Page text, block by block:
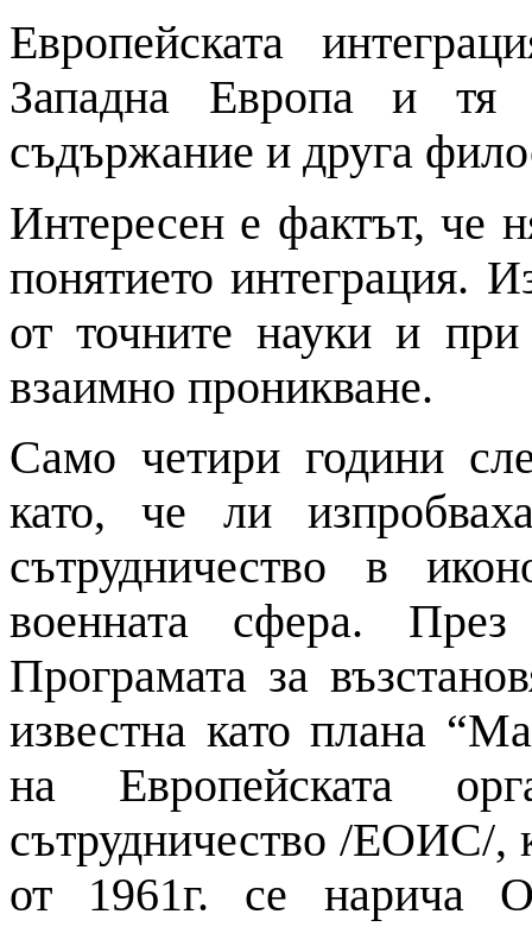
Европейската
Западна Европа и тя
съдържание и друга
Интересен е фактът, че
понятието интеграция.
от точните науки и при
взаимно проникване.
Само четири години
като, че ли
сътрудничество в
военната сфера. През
Програмата за
известна като плана
на Европейската
сътрудничество /ЕОИС/,
от 1961г. се нарича